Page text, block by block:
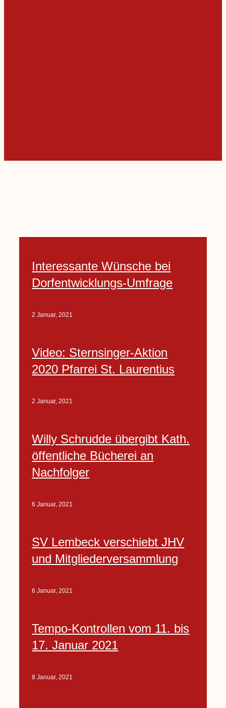
Interessante Wünsche bei
Dorfentwicklungs-Umfrage
2 Januar, 2021
Video: Sternsinger-Aktion
2020 Pfarrei St. Laurentius
2 Januar, 2021
Willy Schrudde übergibt Kath.
öffentliche Bücherei an
Nachfolger
6 Januar, 2021
SV Lembeck verschiebt JHV
und Mitgliederversammlung
6 Januar, 2021
Tempo-Kontrollen vom 11. bis
17. Januar 2021
8 Januar, 2021